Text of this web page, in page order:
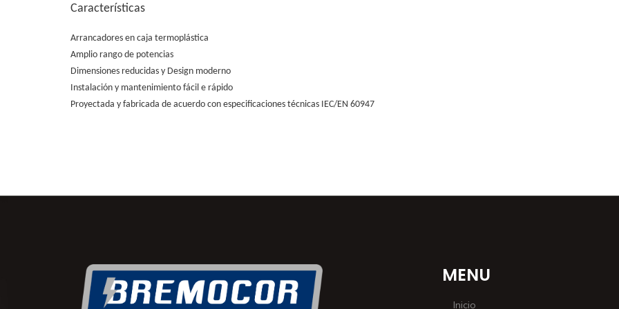
Características
Arrancadores en caja termoplástica
Amplio rango de potencias
Dimensiones reducidas y Design moderno
Instalación y mantenimiento fácil e rápido
Proyectada y fabricada de acuerdo con especificaciones técnicas IEC/EN 60947
MENU
Inicio